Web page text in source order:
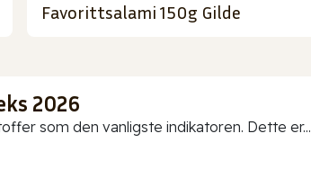
Favorittsalami 150g Gilde
2026
som den vanligste indikatoren. Dette er...